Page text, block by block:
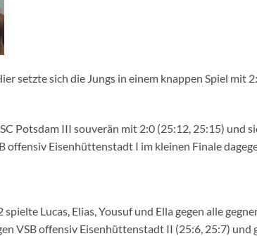
setzte sich die Jungs in einem knappen Spiel mit
Potsdam III souverän mit 2:0 (25:12, 25:15) und
offensiv Eisenhüttenstadt I im kleinen Finale
Lucas, Elias, Yousuf und Ella gegen alle
VSB offensiv Eisenhüttenstadt II (25:6, 25:7) und